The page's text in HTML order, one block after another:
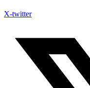
X-twitter